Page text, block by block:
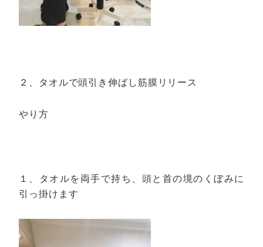
２、タオルで頭引き伸ばし筋膜リリース
やり方
１、タオルを両手で持ち、頭と首の境のくぼみに
引っ掛けます